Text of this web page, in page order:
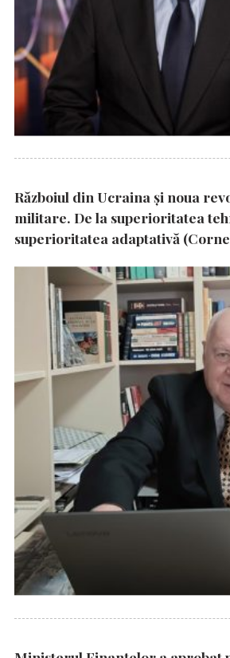
Războiul din Ucraina și noua
militare. De la superioritatea
superioritatea adaptativă